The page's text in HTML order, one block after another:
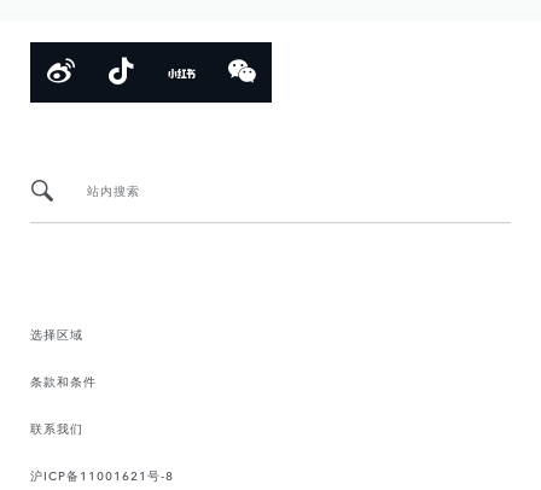
站内搜索
选择区域
条款和条件
联系我们
沪ICP备11001621号-8